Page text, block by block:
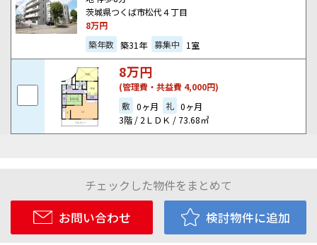
茨城県つくば市松代４丁目
8万円
築年数 築31年 募集中 1室
8万円
(管理費・共益費 4,000円)
敷 0ヶ月 礼 0ヶ月
3階 / 2ＬＤＫ / 73.68㎡
チェックした物件をまとめて
お問い合わせ
検討物件に追加